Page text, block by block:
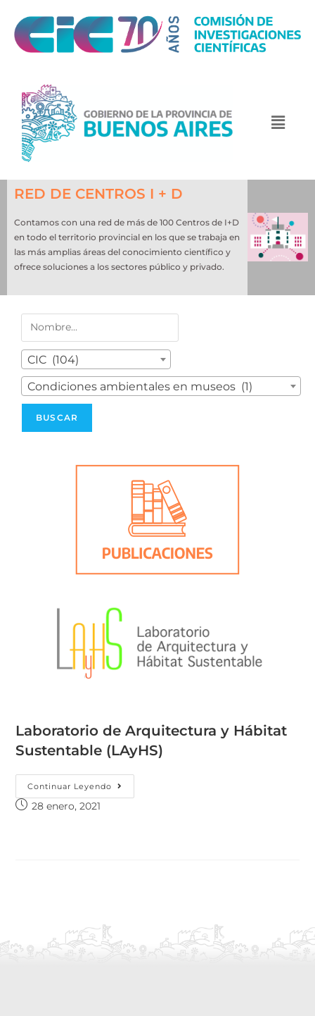
RED DE CENTROS I + D
Contamos con una red de más de 100 Centros de I+D
en todo el territorio provincial en los que se trabaja en
las más amplias áreas del conocimiento científico y
ofrece soluciones a los sectores público y privado.
CIC (104)
Condiciones ambientales en museos (1)
Laboratorio de Arquitectura y Hábitat
Sustentable (LAyHS)
Continuar Leyendo
28 enero, 2021